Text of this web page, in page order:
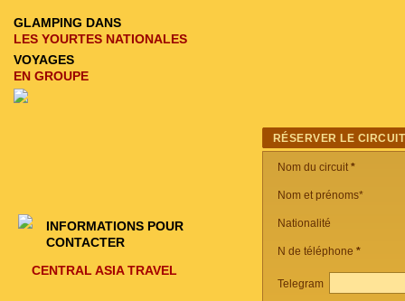
RÉSERVER LE CIRCUIT
Nom du circuit*
Nom et prénoms*
Nationalité
N de téléphone *
Telegram
GLAMPING DANS
LES YOURTES NATIONALES
VOYAGES
EN GROUPE
INFORMATIONS POUR
CONTACTER
CENTRAL ASIA TRAVEL